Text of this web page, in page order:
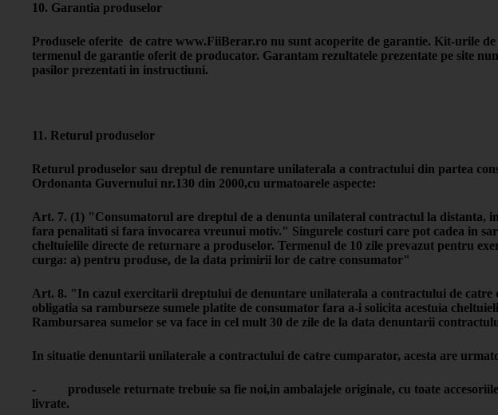
10. Garantia produselor
Produsele oferite de catre www.FiiBerar.ro nu sunt acoperite de garantie. Kit-urile
termenul de garantie oferit de producator. Garantam rezultatele prezentate pe site
pasilor prezentati in instructiuni.
11. Returul produselor
Returul produselor sau dreptul de renuntare unilaterala a contractului din partea
Ordonanta Guvernului nr.130 din 2000,cu urmatoarele aspecte:
Art. 7. (1) "Consumatorul are dreptul de a denunta unilateral contractul la distanta,
fara penalitati si fara invocarea vreunui motiv." Singurele costuri care pot cadea in
cheltuielile directe de returnare a produselor. Termenul de 10 zile prevazut pentru
curga: a) pentru produse, de la data primirii lor de catre consumator"
Art. 8. "In cazul exercitarii dreptului de denuntare unilaterala a contractului de catre
obligatia sa ramburseze sumele platite de consumator fara a-i solicita acestuia
Rambursarea sumelor se va face in cel mult 30 de zile de la data denuntarii
In situatie denuntarii unilaterale a contractului de catre cumparator, acesta are
- produsele returnate trebuie sa fie noi,in ambalajele originale, cu toate accesoriile
livrate.